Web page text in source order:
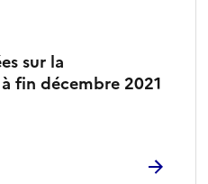
sur la
fin décembre 2021